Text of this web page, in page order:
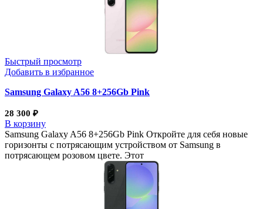
Быстрый просмотр
Добавить в избранное
Samsung Galaxy A56 8+256Gb Pink
28 300 ₽
В корзину
Samsung Galaxy A56 8+256Gb Pink Откройте для себя новые
горизонты с потрясающим устройством от Samsung в
потрясающем розовом цвете. Этот